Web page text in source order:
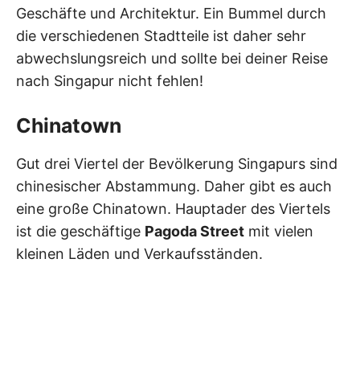
Geschäfte und Architektur. Ein Bummel durch
die verschiedenen Stadtteile ist daher sehr
abwechslungsreich und sollte bei deiner Reise
nach Singapur nicht fehlen!
Chinatown
Gut drei Viertel der Bevölkerung Singapurs sind
chinesischer Abstammung. Daher gibt es auch
eine große Chinatown. Hauptader des Viertels
ist die geschäftige Pagoda Street mit vielen
kleinen Läden und Verkaufsständen.